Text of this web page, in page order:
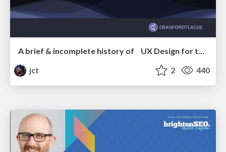
A brief & incomplete history of UX Design for the World Wide Web: 1989–2019
jct
2 440